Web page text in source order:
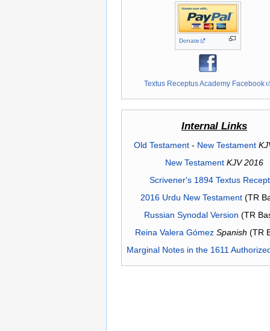
Donate
Textus Receptus Academy Facebook
Internal Links
Old Testament- New Testament
New Testament KJV 2016
Scrivener's 1894 Textus
2016 Urdu New Testament(TR
Russian Synodal Version (TR
Reina Valera Gómez Spanish (TR
Marginal Notes in the 1611